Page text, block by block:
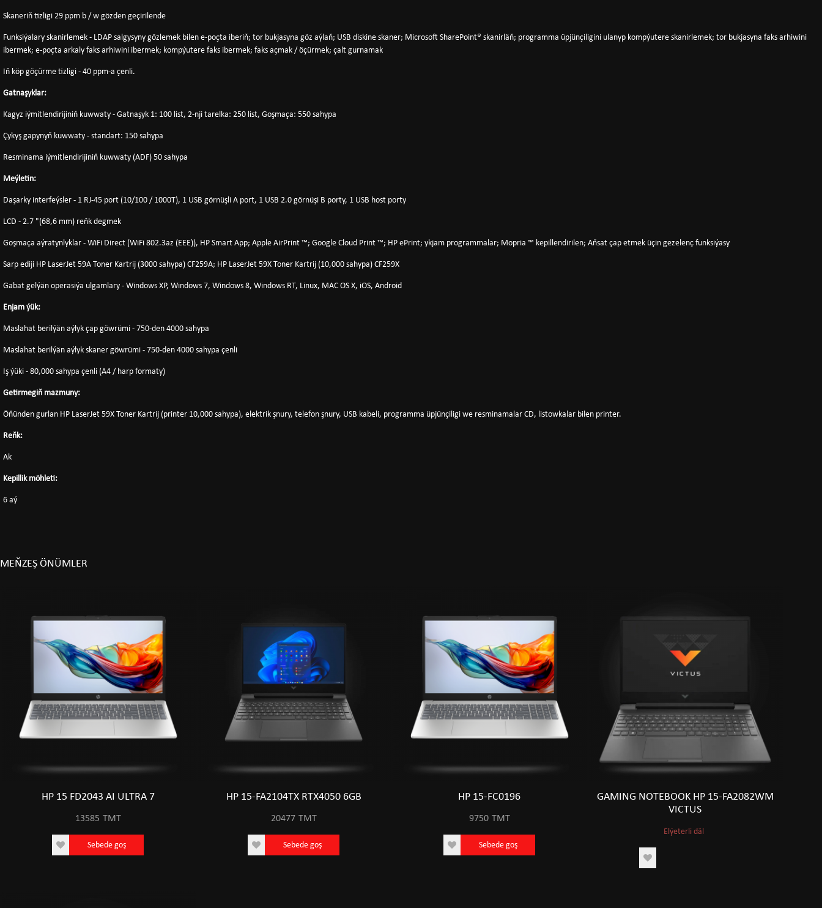
Skaneriň tizligi 29 ppm b / w gözden geçirilende
Funksiýalary skanirlemek - LDAP salgysyny gözlemek bilen e-poçta iberiň; tor bukjasyna göz aýlaň; USB diskine skaner; Microsoft SharePoint® skanirläň; programma üpjünçiligini ulanyp kompýutere skanirlemek; tor bukjasyna faks arhiwini
ibermek; e-poçta arkaly faks arhiwini ibermek; kompýutere faks ibermek; faks açmak / öçürmek; çalt gurnamak
Iň köp göçürme tizligi - 40 ppm-a çenli.
Gatnaşyklar:
Kagyz iýmitlendirijiniň kuwwaty - Gatnaşyk 1: 100 list, 2-nji tarelka: 250 list, Goşmaça: 550 sahypa
Çykyş gapynyň kuwwaty - standart: 150 sahypa
Resminama iýmitlendirijiniň kuwwaty (ADF) 50 sahypa
Meýletin:
Daşarky interfeýsler - 1 RJ-45 port (10/100 / 1000T), 1 USB görnüşli A port, 1 USB 2.0 görnüşi B porty, 1 USB host porty
LCD - 2.7 "(68,6 mm) reňk degmek
Goşmaça aýratynlyklar - WiFi Direct (WiFi 802.3az (EEE)), HP Smart App; Apple AirPrint ™; Google Cloud Print ™; HP ePrint; ykjam programmalar; Mopria ™ kepillendirilen; Aňsat çap etmek üçin gezelenç funksiýasy
Sarp ediji HP LaserJet 59A Toner Kartrij (3000 sahypa) CF259A; HP LaserJet 59X Toner Kartrij (10,000 sahypa) CF259X
Gabat gelýän operasiýa ulgamlary - Windows XP, Windows 7, Windows 8, Windows RT, Linux, MAC OS X, iOS, Android
Enjam ýük:
Maslahat berilýän aýlyk çap göwrümi - 750-den 4000 sahypa
Maslahat berilýän aýlyk skaner göwrümi - 750-den 4000 sahypa çenli
Iş ýüki - 80,000 sahypa çenli (A4 / harp formaty)
Getirmegiň mazmuny:
Öňünden gurlan HP LaserJet 59X Toner Kartrij (printer 10,000 sahypa), elektrik şnury, telefon şnury, USB kabeli, programma üpjünçiligi we resminamalar CD, listowkalar bilen printer.
Reňk:
Ak
Kepillik möhleti:
6 aý
MEŇZEŞ ÖNÜMLER
HP 15 FD2043 AI ULTRA 7
13585 TMT
Sebede goş
HP 15-FA2104TX RTX4050 6GB
20477 TMT
Sebede goş
HP 15-FC0196
9750 TMT
Sebede goş
GAMING NOTEBOOK HP 15-FA2082WM
VICTUS
Elýeterli däl